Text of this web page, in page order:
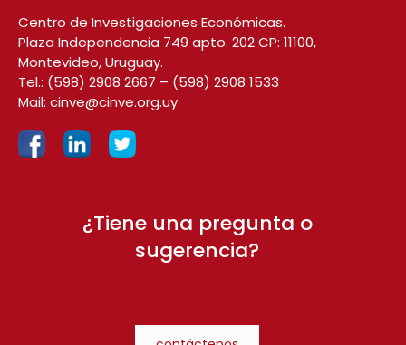
Centro de Investigaciones Económicas.
Plaza Independencia 749 apto. 202 CP: 11100,
Montevideo, Uruguay.
Tel.: (598) 2908 2667 – (598) 2908 1533
Mail: cinve@cinve.org.uy
¿Tiene una pregunta o
sugerencia?